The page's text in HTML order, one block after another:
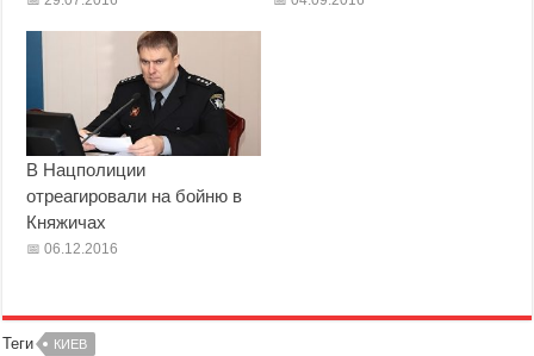
В Нацполиции
отреагировали на бойню в
Княжичах
06.12.2016
Теги КИЕВ